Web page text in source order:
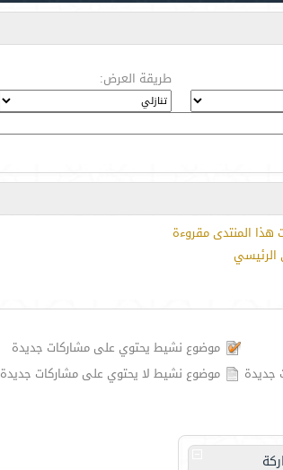
طريقة العرض:
المنتدى مقروءة
الرئيسي
موضوع نشيط يحتوي على مشاركات جديدة
جديدة
موضوع نشيط لا يحتوي على مشاركات جديدة